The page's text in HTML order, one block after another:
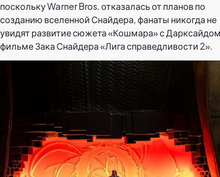
поскольку Warner Bros. отказалась от планов по
созданию вселенной Снайдера, фанаты никогда не
увидят развитие сюжета «Кошмара» с
фильме Зака Снайдера «Лига справедливости 2».